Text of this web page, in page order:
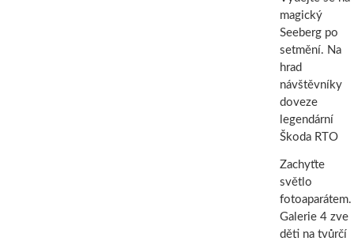
magický
Seeberg po
setmění. Na
hrad
návštěvníky
doveze
legendární
Škoda RTO
Zachyťte
světlo
fotoaparátem.
Galerie 4 zve
děti na tvůrčí